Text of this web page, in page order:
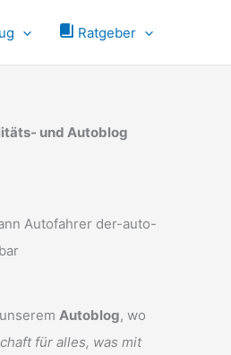
Ratgeber
und Autoblog
Autoblog, wo
für alles, was mit